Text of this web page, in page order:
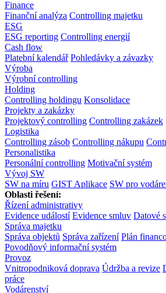
Finance
Finanční analýza Controlling majetku
ESG
ESG reporting Controlling energií
Cash flow
Platební kalendář Pohledávky a závazky
Výroba
Výrobní controlling
Holding
Controlling holdingu Konsolidace
Projekty a zakázky
Projektový controlling Controlling zakázek
Logistika
Controlling zásob Controlling nákupu
Personalistika
Personální controlling Motivační systém
Vývoj SW
SW na míru GIST Aplikace SW pro
Oblasti řešení:
Řízení administrativy
Evidence událostí Evidence smluv Datové
Správa majetku
Správa objektů Správa zařízení Plán
Povodňový informační systém
Provoz
Vnitropodniková doprava Údržba a revize
práce
Vodárenství